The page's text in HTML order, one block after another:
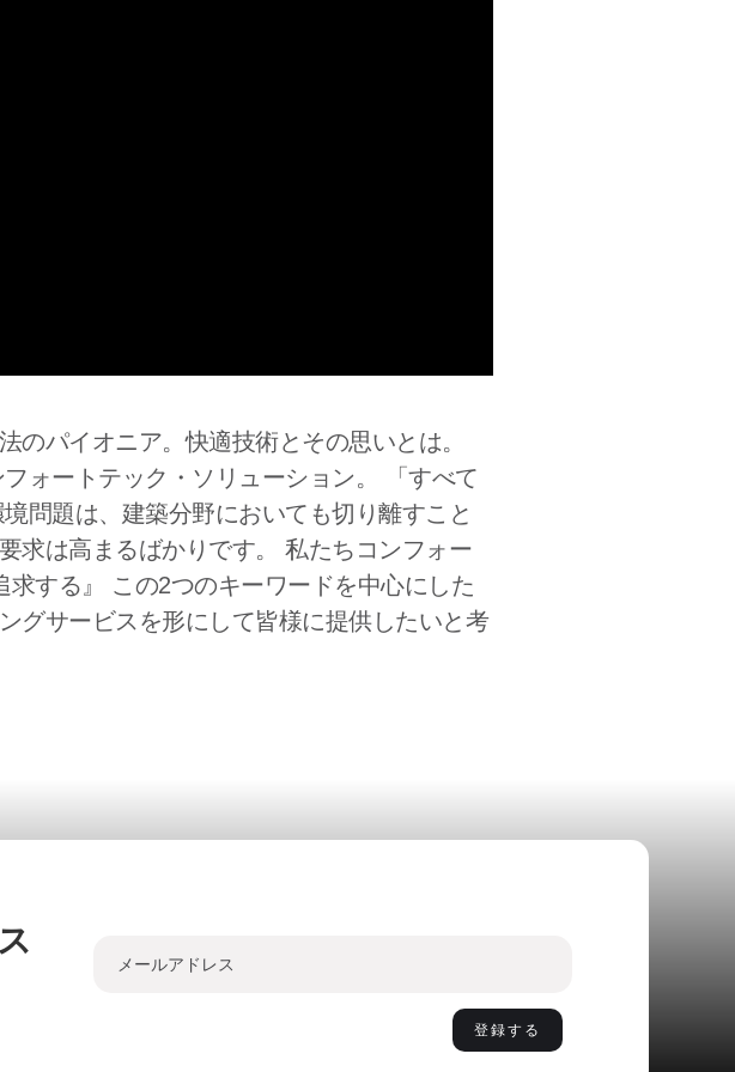
パイオニア。快適技術とその思いとは。
ォートテック・ソリューション。 「すべて
問題は、建築分野においても切り離すこと
求は高まるばかりです。 私たちコンフォー
する』 この2つのキーワードを中心にした
グサービスを形にして皆様に提供したいと考